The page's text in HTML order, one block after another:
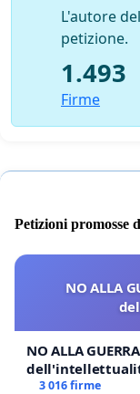
considerazione.
Cav. Dott.
L'autore
petizione.
1.493
Firme
Petizioni promosse
NO ALLA
NO ALLA
3 016 firme